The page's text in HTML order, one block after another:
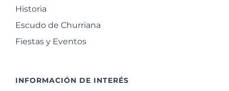
Historia
Escudo de Churriana
Fiestas y Eventos
INFORMACIÓN DE INTERÉS